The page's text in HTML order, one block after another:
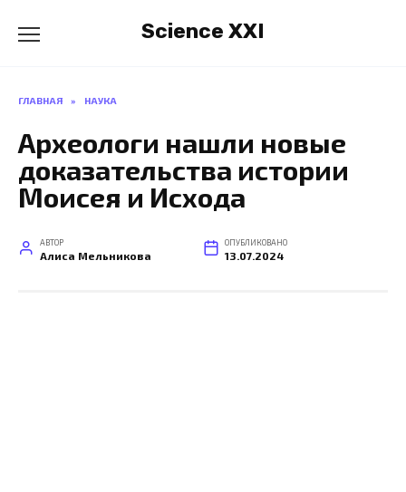
содержанию
Science XXI
ГЛАВНАЯ » НАУКА
Археологи нашли новые
доказательства истории
Моисея и Исхода
АВТОР
Алиса Мельникова
ОПУБЛИКОВАНО
13.07.2024